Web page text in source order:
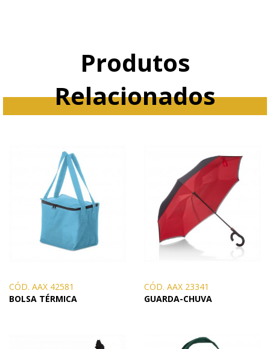
Produtos
Relacionados
CÓD. AAX 42581
BOLSA TÉRMICA
CÓD. AAX 23341
GUARDA-CHUVA